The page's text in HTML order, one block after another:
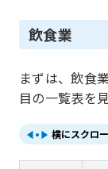
飲食業
まずは、飲食
目の一覧表を
横にスクロ